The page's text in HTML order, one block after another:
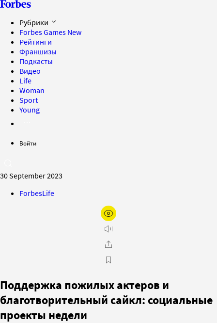
Рубрики
Forbes Games New
Рейтинги
Франшизы
Подкасты
Видео
Life
Woman
Sport
Young
Войти
30 September 2023
ForbesLife
Поддержка пожилых актеров и
благотворительный сайкл: социальные
проекты недели